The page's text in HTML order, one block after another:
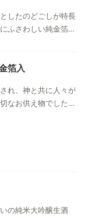
したのどごしが特長
ふさわしい純金箔を
箔入
れ、神と共に人々が
なお供え物でした。
の純米大吟醸生酒